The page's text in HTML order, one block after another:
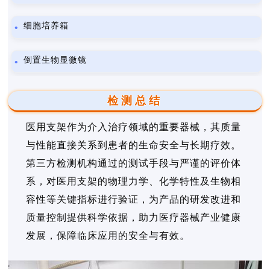
细胞培养箱
倒置生物显微镜
检测总结
医用支架作为介入治疗领域的重要器械，其质量
与性能直接关系到患者的生命安全与长期疗效。
第三方检测机构通过的测试手段与严谨的评价体
系，对医用支架的物理力学、化学特性及生物相
容性等关键指标进行验证，为产品的研发改进和
质量控制提供科学依据，助力医疗器械产业健康
发展，保障临床应用的安全与有效。